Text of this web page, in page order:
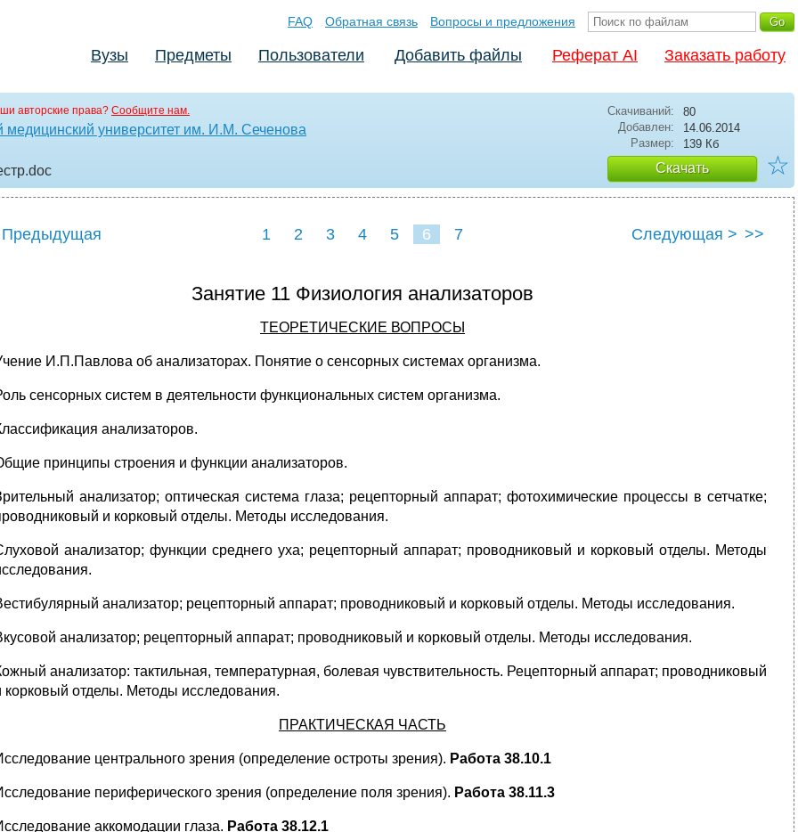
FAQ Обратная связь Вопросы и предложения
Вузы Предметы Пользователи Добавить файлы Реферат AI Заказать работу
авторские права? Сообщите нам.
медицинский университет им. И.М. Сеченова
.doc
Скачиваний:
80
Добавлен:
14.06.2014
Размер:
139 Кб
Скачать ☆
1 2 3 4 5 6 7 Следующая > >>
Занятие 11 Физиология анализаторов
ТЕОРЕТИЧЕСКИЕ ВОПРОСЫ
И.П.Павлова об анализаторах. Понятие о сенсорных системах организма.
сенсорных систем в деятельности функциональных систем организма.
анализаторов.
принципы строения и функции анализаторов.
анализатор; оптическая система глаза; рецепторный аппарат; фотохимические процессы в сетчатке;
и корковый отделы. Методы исследования.
анализатор; функции среднего уха; рецепторный аппарат; проводниковый и корковый отделы. Методы
анализатор; рецепторный аппарат; проводниковый и корковый отделы. Методы исследования.
анализатор; рецепторный аппарат; проводниковый и корковый отделы. Методы исследования.
анализатор: тактильная, температурная, болевая чувствительность. Рецепторный аппарат; проводниковый
корковый отделы. Методы исследования.
ПРАКТИЧЕСКАЯ ЧАСТЬ
центрального зрения (определение остроты зрения). Работа 38.10.1
периферического зрения (определение поля зрения). Работа 38.11.3
аккомодации глаза. Работа 38.12.1